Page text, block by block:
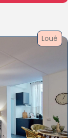
Loué